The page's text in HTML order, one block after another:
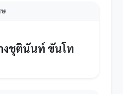
ษ
งชุตินันท์ ขันโท